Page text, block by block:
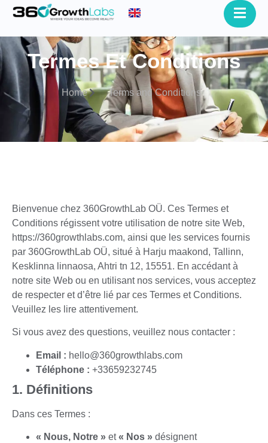
Termes Et Conditions
Home Terms and Conditions
Bienvenue chez 360GrowthLab OÜ. Ces Termes et
Conditions régissent votre utilisation de notre site Web,
https://360growthlabs.com, ainsi que les services fournis
par 360GrowthLab OÜ, situé à Harju maakond, Tallinn,
Kesklinna linnaosa, Ahtri tn 12, 15551. En accédant à
notre site Web ou en utilisant nos services, vous acceptez
de respecter et d’être lié par ces Termes et Conditions.
Veuillez les lire attentivement.
Si vous avez des questions, veuillez nous contacter :
Email : hello@360growthlabs.com
Téléphone : +33659232745
1. Définitions
Dans ces Termes :
« Nous, Notre » et« Nos » désignent